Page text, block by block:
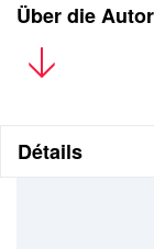
Über die
Ysée
liest gerne,
Familienreise im
zunächst als
Ihn begeistert ein
Détails